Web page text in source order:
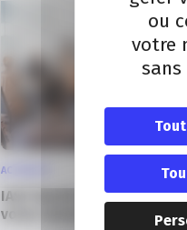
ACTUALITÉ
IASP World Conference
votre innovation au service
ou
votre
sans